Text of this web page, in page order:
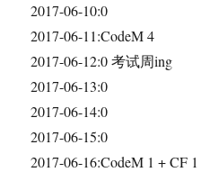
2017-06-10:0
2017-06-11:CodeM 4
2017-06-12:0 考试周ing
2017-06-13:0
2017-06-14:0
2017-06-15:0
2017-06-16:CodeM 1 + CF 1